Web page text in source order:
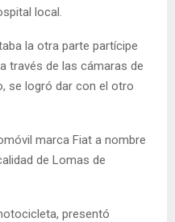
local.
la otra parte partícipe
través de las cámaras de
se logró dar con el otro
marca Fiat a nombre
de Lomas de
presentó